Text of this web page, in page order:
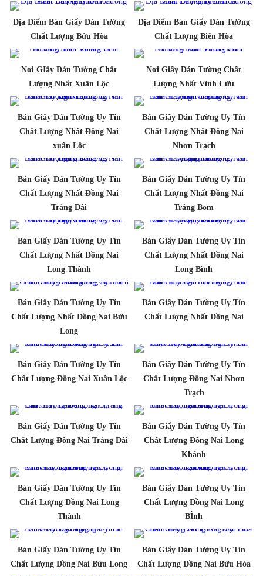
Địa Điểm Bán Giấy Dán Tường
Chất Lượng Bửu Hòa
Địa Điểm Bán Giấy Dán Tường
Chất Lượng Biên Hòa
Nơi GIấy Dán Tường Chất
Lượng Nhất Xuân Lộc
Nơi Giấy Dán Tường Chất
Lượng Nhất Vĩnh Cửu
Bán Giấy Dán Tường Uy Tín
Chất Lượng Nhất Đồng Nai
xuân Lộc
Bán Giấy Dán Tường Uy Tín
Chất Lượng Nhất Đồng Nai
Nhơn Trạch
Bán Giấy Dán Tường Uy Tín
Chất Lượng Nhất Đồng Nai
Trảng Dài
Bán Giấy Dán Tường Uy Tín
Chất Lượng Nhất Đồng Nai
Trảng Bom
Bán Giấy Dán Tường Uy Tín
Chất Lượng Nhất Đồng Nai
Long Thành
Bán Giấy Dán Tường Uy Tín
Chất Lượng Nhất Đồng Nai
Long Bình
Bán Giấy Dán Tường Uy Tín
Chất Lượng Nhất Đồng Nai Bửu
Long
Bán Giấy Dán Tường Uy Tín
Chất Lượng Nhất Đồng Nai
Bán Giấy Dán Tường Uy Tín
Chất Lượng Đồng Nai Xuân Lộc
Bán Giấy Dán Tường Uy Tín
Chất Lượng Đồng Nai Nhơn
Trạch
Bán Giấy Dán Tường Uy Tín
Chất Lượng Đồng Nai Trảng Dài
Bán Giấy Dán Tường Uy Tín
Chất Lượng Đồng Nai Long
Khánh
Bán Giấy Dán Tường Uy Tín
Chất Lượng Đồng Nai Long
Thành
Bán Giấy Dán Tường Uy Tín
Chất Lượng Đồng Nai Long
BÌnh
Bán Giấy Dán Tường Uy Tín
Chất Lượng Đồng Nai Bửu Long
Bán Giấy Dán Tường Uy Tín
Chất Lượng Đồng Nai Bửu Hòa